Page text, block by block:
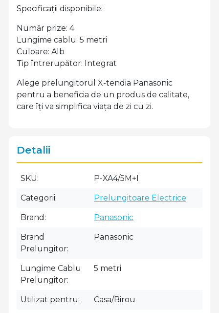
Specificații disponibile:
Număr prize: 4
Lungime cablu: 5 metri
Culoare: Alb
Tip întrerupător: Integrat
Alege prelungitorul X-tendia Panasonic
pentru a beneficia de un produs de calitate,
care îți va simplifica viața de zi cu zi.
Detalii
SKU P-XA4/5M+I
Categorii Prelungitoare Electrice
Brand Panasonic
Brand
Prelungitor
Panasonic
Lungime Cablu
Prelungitor
5 metri
Utilizat pentru Casa/Birou